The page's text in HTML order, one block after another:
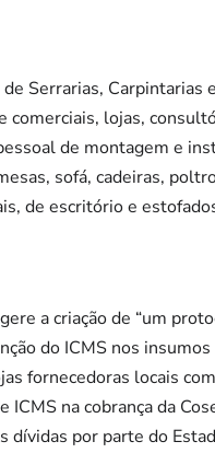
Serrarias,
comerciais, lojas,
de montagem e
sofá, cadeiras,
de escritório e
a criação de “um
do ICMS nos
fornecedoras locais
na cobrança da
dívidas por parte do